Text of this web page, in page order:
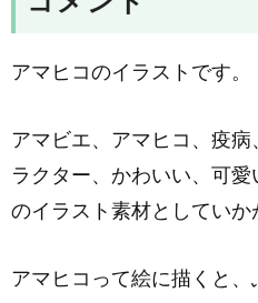
アマヒコのイラストです。
アマビエ、アマヒコ、疫
ラクター、かわいい、可
のイラスト素材としていか
アマヒコって絵に描くと